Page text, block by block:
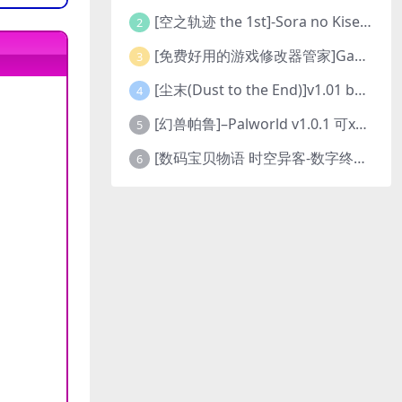
2 [空之轨迹 the 1st]-Sora no Kiseki the 1st-更新至v1.06.4-全DLC
3 [免费好用的游戏修改器管家]Game Cheats Manager
4 [尘末(Dust to the End)]v1.01 build9321107
5 [幻兽帕鲁]–Palworld v1.0.1 可xbox联机
6 [数码宝贝物语 时空异客-数字终极版]- Digimon Story Time Stranger-Build.23514637